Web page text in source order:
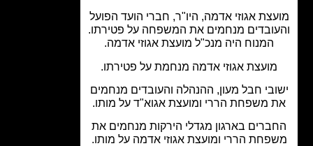
אגוזי אדמה, היו"ר, חברי הועד הפועל
מנחמים את המשפחה על פטירתו.
המנוח היה מנכ"ל מועצת אגוזי אדמה.
אגוזי אדמה מנחמת על פטירתו.
חבל מעון, ההנהלה והעובדים מנחמים
משפחת הררי ומועצת אגוא"ד על מותו.
בארגון מגדלי הירקות מנחמים את
הררי ומועצת אגוזי אדמה על מותו.